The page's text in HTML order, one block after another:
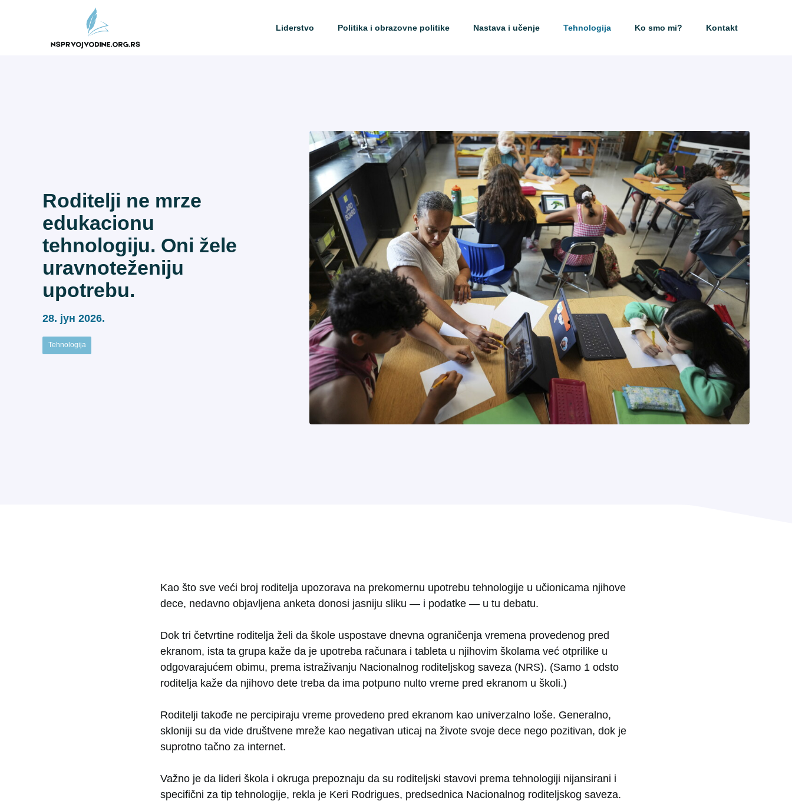
Liderstvo Politika i obrazovne politike Nastava i učenje Tehnologija Ko smo mi? Kontakt
Roditelji ne mrze
edukacionu
tehnologiju. Oni žele
uravnoteženiju
upotrebu.
28. јун 2026.
Tehnologija
Kao što sve veći broj roditelja upozorava na prekomernu upotrebu tehnologije u učionicama njihove
dece, nedavno objavljena anketa donosi jasniju sliku — i podatke — u tu debatu.
Dok tri četvrtine roditelja želi da škole uspostave dnevna ograničenja vremena provedenog pred
ekranom, ista ta grupa kaže da je upotreba računara i tableta u njihovim školama već otprilike u
odgovarajućem obimu, prema istraživanju Nacionalnog roditeljskog saveza (NRS). (Samo 1 odsto
roditelja kaže da njihovo dete treba da ima potpuno nulto vreme pred ekranom u školi.)
Roditelji takođe ne percipiraju vreme provedeno pred ekranom kao univerzalno loše. Generalno,
skloniji su da vide društvene mreže kao negativan uticaj na živote svoje dece nego pozitivan, dok je
suprotno tačno za internet.
Važno je da lideri škola i okruga prepoznaju da su roditeljski stavovi prema tehnologiji nijansirani i
specifični za tip tehnologije, rekla je Keri Rodrigues, predsednica Nacionalnog roditeljskog saveza.